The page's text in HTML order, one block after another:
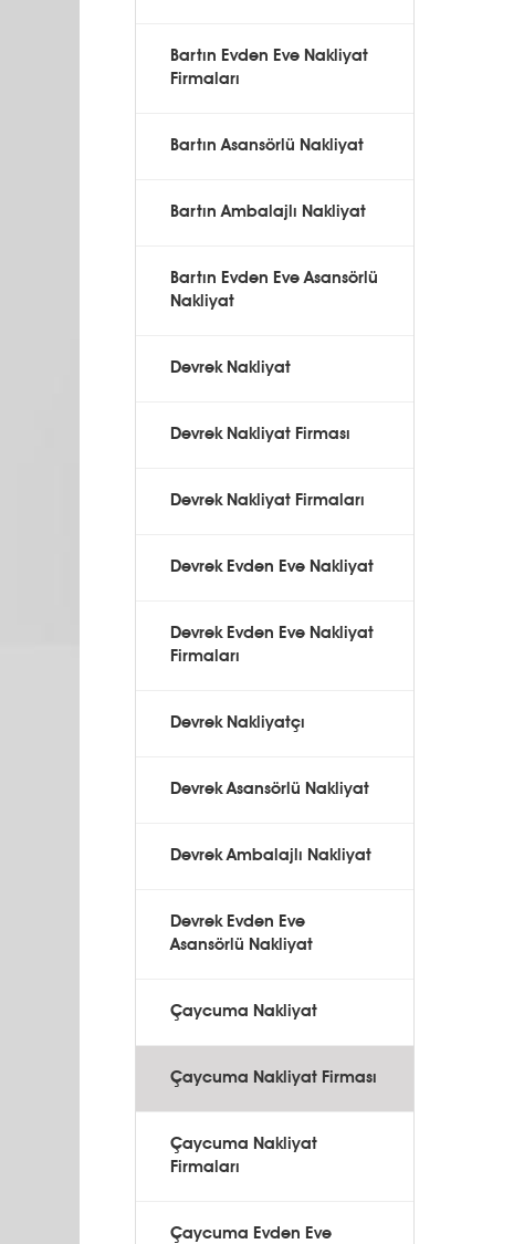
Bartın Evden Eve Nakliyat
Firmaları
Bartın Asansörlü Nakliyat
Bartın Ambalajlı Nakliyat
Bartın Evden Eve Asansörlü
Nakliyat
Devrek Nakliyat
Devrek Nakliyat Firması
Devrek Nakliyat Firmaları
Devrek Evden Eve Nakliyat
Devrek Evden Eve Nakliyat
Firmaları
Devrek Nakliyatçı
Devrek Asansörlü Nakliyat
Devrek Ambalajlı Nakliyat
Devrek Evden Eve
Asansörlü Nakliyat
Çaycuma Nakliyat
Çaycuma Nakliyat Firması
Çaycuma Nakliyat
Firmaları
Çaycuma Evden Eve